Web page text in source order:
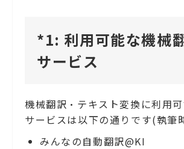
*1: 利用可能な機械
サービス
機械翻訳・テキスト変換に利用
サービスは以下の通りです(執筆
みんなの自動翻訳@KI